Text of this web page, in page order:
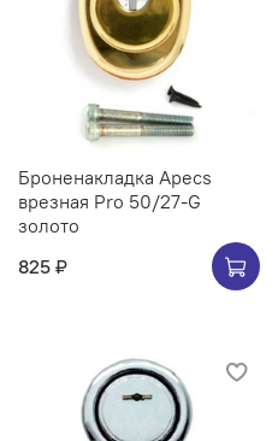
Броненакладка Apecs
врезная Pro 50/27-G
золото
825 ₽